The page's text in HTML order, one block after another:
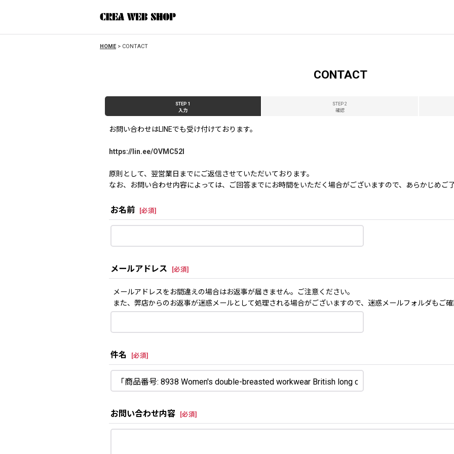
HOME > CONTACT
CONTACT
STEP 1
入力
STEP 2
確認
お問い合わせはLINEでも受け付けております。
https://lin.ee/OVMC52l
原則として、翌営業日までにご返信させていただいております。
なお、お問い合わせ内容によっては、ご回答までにお時間をいただく場合がございますので、あらかじめご
お名前 [必須]
メールアドレス [必須]
メールアドレスをお間違えの場合はお返事が届きません。ご注意ください。
また、弊店からのお返事が迷惑メールとして処理される場合がございますので、迷惑メールフォルダもご確
件名 [必須]
お問い合わせ内容 [必須]